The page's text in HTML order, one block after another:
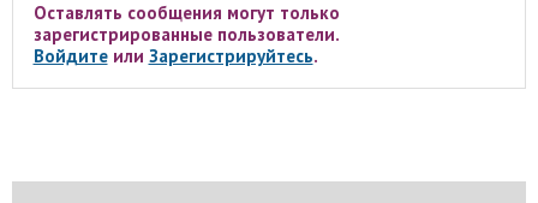
Оставлять сообщения могут только
зарегистрированные пользователи.
Войдитеили Зарегистрируйтесь.